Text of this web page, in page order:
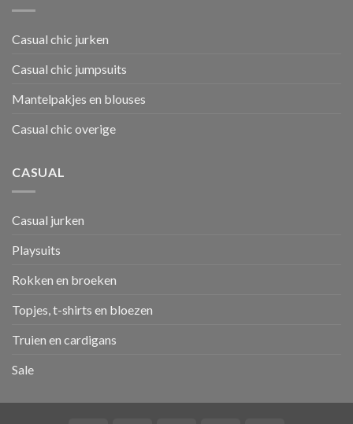
Casual chic jurken
Casual chic jumpsuits
Mantelpakjes en blouses
Casual chic overige
CASUAL
Casual jurken
Playsuits
Rokken en broeken
Topjes, t-shirts en bloezen
Truien en cardigans
Sale